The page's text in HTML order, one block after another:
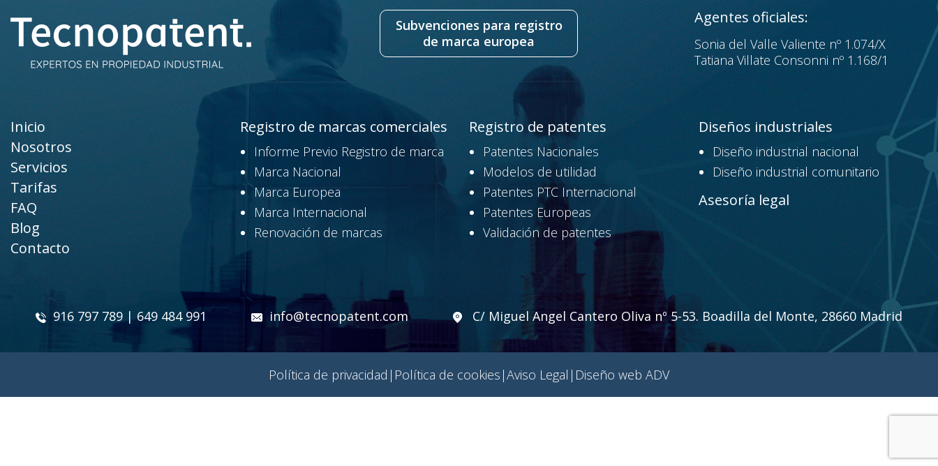
Subvenciones para registro
de marca europea
Agentes oficiales:
Sonia del Valle Valiente nº 1.074/X
Tatiana Villate Consonni nº 1.168/1
Inicio
Nosotros
Servicios
Tarifas
FAQ
Blog
Contacto
Registro de marcas comerciales
Informe Previo Registro de marca
Marca Nacional
Marca Europea
Marca Internacional
Renovación de marcas
Registro de patentes
Patentes Nacionales
Modelos de utilidad
Patentes PTC Internacional
Patentes Europeas
Validación de patentes
Diseños industriales
Diseño industrial nacional
Diseño industrial comunitario
Asesoría legal
916 797 789 | 649 484 991 info@tecnopatent.com C/ Miguel Angel Cantero Oliva nº 5-53. Boadilla del Monte, 28660 Madrid
Política de privacidad | Política de cookies |Aviso Legal | Diseño web ADV